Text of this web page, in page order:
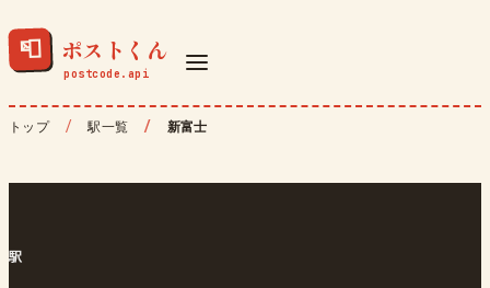
📮 ポストくん
トップ 駅一覧 新富士
駅